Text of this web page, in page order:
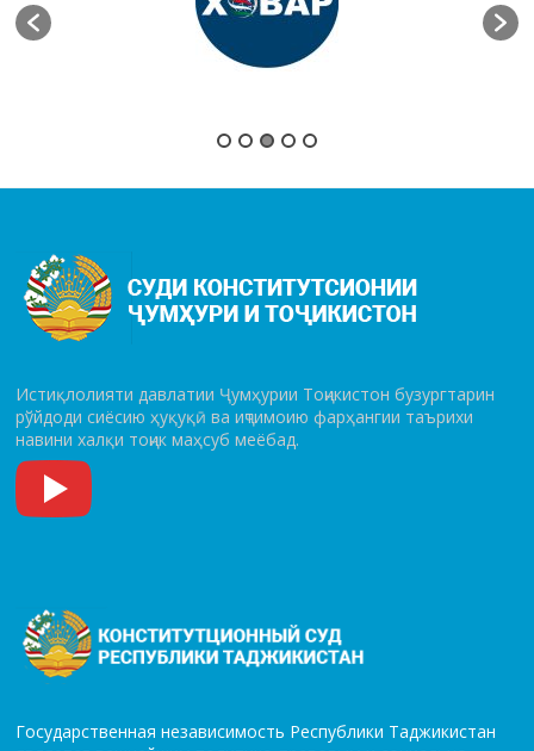
Истиқлолияти давлатии Ҷумҳурии Тоҷикистон бузургтарин
рўй­до­ди сиёсию ҳуқуқӣ ва иҷтимоию фарҳангии таърихи
навини халқи тоҷик маҳсуб меёбад.
Государственная независимость Республики Таджикистан